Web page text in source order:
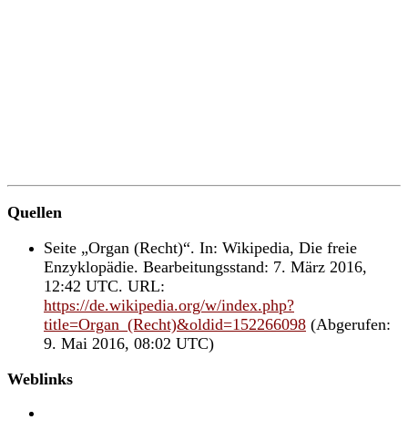
Quellen
Seite „Organ (Recht)“. In: Wikipedia, Die freie
Enzyklopädie. Bearbeitungsstand: 7. März 2016,
12:42 UTC. URL:
https://de.wikipedia.org/w/index.php?
title=Organ_(Recht)&oldid=152266098 (Abgerufen:
9. Mai 2016, 08:02 UTC)
Weblinks